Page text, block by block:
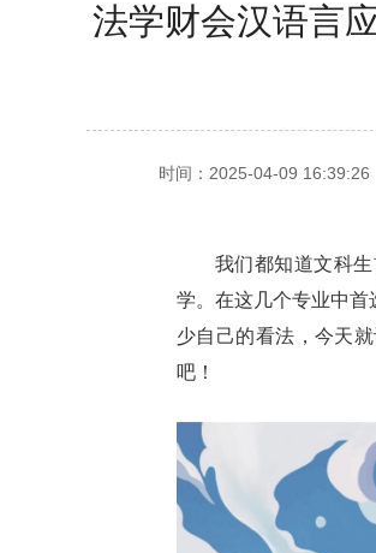
法学财会汉语言
时间：2025-04-09 16:39:26
我们都知道文科
学。在这几个专业中
少自己的看法，今天
吧！